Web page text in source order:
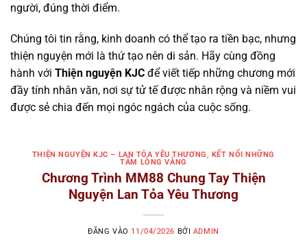
người, đúng thời điểm.
Chúng tôi tin rằng, kinh doanh có thể tạo ra tiền bạc, nhưng
thiện nguyện mới là thứ tạo nên di sản. Hãy cùng đồng
hành với Thiện nguyện KJC để viết tiếp những chương mới
đầy tính nhân văn, nơi sự tử tế được nhân rộng và niềm vui
được sẻ chia đến mọi ngóc ngách của cuộc sống.
THIỆN NGUYỆN KJC – LAN TỎA YÊU THƯƠNG, KẾT NỐI NHỮNG
TẤM LÒNG VÀNG
Chương Trình MM88 Chung Tay Thiện
Nguyện Lan Tỏa Yêu Thương
ĐĂNG VÀO 11/04/2026 BỞI ADMIN